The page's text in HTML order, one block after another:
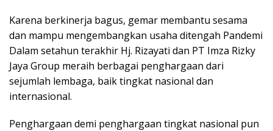
Karena berkinerja bagus, gemar membantu sesama
dan mampu mengembangkan usaha ditengah Pandemi
Dalam setahun terakhir Hj. Rizayati dan PT Imza Rizky
Jaya Group meraih berbagai penghargaan dari
sejumlah lembaga, baik tingkat nasional dan
internasional.
Penghargaan demi penghargaan tingkat nasional pun